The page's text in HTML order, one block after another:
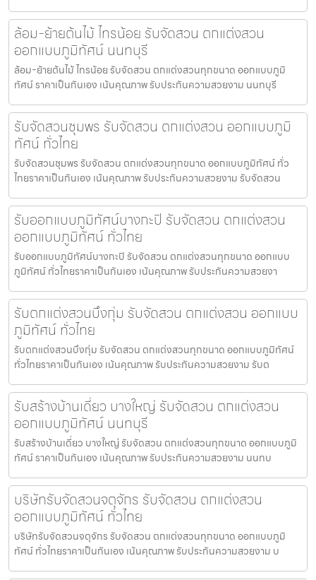
ล้อม-ย้ายต้นไม้ ไทรน้อย รับจัดสวน ตกแต่งสวน
ออกแบบภูมิทัศน์ นนทบุรี
ล้อม-ย้ายต้นไม้ ไทรน้อย รับจัดสวน ตกแต่งสวนทุกขนาด ออกแบบภูมิ
ทัศน์ ราคาเป็นกันเอง เน้นคุณภาพ รับประกันความสวยงาม นนทบุรี
รับจัดสวนชุมพร รับจัดสวน ตกแต่งสวน ออกแบบภูมิ
ทัศน์ ทั่วไทย
รับจัดสวนชุมพร รับจัดสวน ตกแต่งสวนทุกขนาด ออกแบบภูมิทัศน์ ทั่ว
ไทยราคาเป็นกันเอง เน้นคุณภาพ รับประกันความสวยงาม รับจัดสวน
รับออกแบบภูมิทัศน์บางกะปิ รับจัดสวน ตกแต่งสวน
ออกแบบภูมิทัศน์ ทั่วไทย
รับออกแบบภูมิทัศน์บางกะปิ รับจัดสวน ตกแต่งสวนทุกขนาด ออกแบบ
ภูมิทัศน์ ทั่วไทยราคาเป็นกันเอง เน้นคุณภาพ รับประกันความสวยงา
รับตกแต่งสวนบึงกุ่ม รับจัดสวน ตกแต่งสวน ออกแบบ
ภูมิทัศน์ ทั่วไทย
รับตกแต่งสวนบึงกุ่ม รับจัดสวน ตกแต่งสวนทุกขนาด ออกแบบภูมิทัศน์
ทั่วไทยราคาเป็นกันเอง เน้นคุณภาพ รับประกันความสวยงาม รับต
รับสร้างบ้านเดี่ยว บางใหญ่ รับจัดสวน ตกแต่งสวน
ออกแบบภูมิทัศน์ นนทบุรี
รับสร้างบ้านเดี่ยว บางใหญ่ รับจัดสวน ตกแต่งสวนทุกขนาด ออกแบบภูมิ
ทัศน์ ราคาเป็นกันเอง เน้นคุณภาพ รับประกันความสวยงาม นนทบ
บริษัทรับจัดสวนจตุจักร รับจัดสวน ตกแต่งสวน
ออกแบบภูมิทัศน์ ทั่วไทย
บริษัทรับจัดสวนจตุจักร รับจัดสวน ตกแต่งสวนทุกขนาด ออกแบบภูมิ
ทัศน์ ทั่วไทยราคาเป็นกันเอง เน้นคุณภาพ รับประกันความสวยงาม บ